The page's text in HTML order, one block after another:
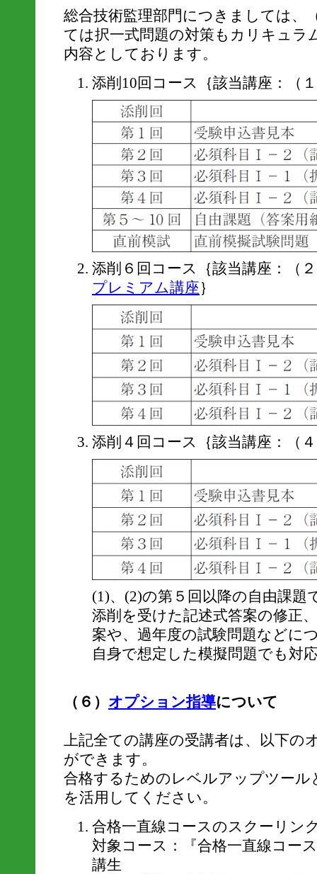
総合技術監理部門につきましては、
ては択一式問題の対策もカリキュラ
内容としております。
添削10回コース｛該当講座：（
添削６回コース｛該当講座：（
プレミアム講座｝
添削４回コース｛該当講座：（
(1)、(2)の第５回以降の自由課題
添削を受けた記述式答案の修正
案や、過年度の試験問題などに
自身で想定した模擬問題でも対
（６） オプション指導について
上記全ての講座の受講者は、以下の
ができます。
合格するためのレベルアップツー
を活用してください。
合格一直線コースのスクーリン
対象コース：『合格一直線コー
講生